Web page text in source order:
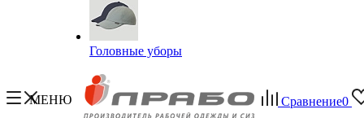
Головные уборы
МЕНЮ Сравнение0